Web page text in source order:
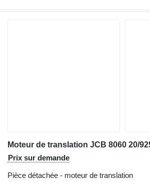
Prix sur demande
Pièce détachée - moteur de translation